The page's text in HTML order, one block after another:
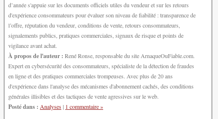
d’année s'appuie sur les documents officiels utiles du vendeur et sur les retours
d'expérience consommateurs pour évaluer son niveau de fiabilité : transparence de
l’offre, réputation du vendeur, conditions de vente, retours consommateurs,
signalements publics, pratiques commerciales, signaux de risque et points de
vigilance avant achat.
À propos de l'auteur : René Ronse, responsable du site ArnaqueOuFiable.com.
Expert en cybersécurité des consommateurs, spécialiste de la détection de fraudes
en ligne et des pratiques commerciales trompeuses. Avec plus de 20 ans
d'expérience dans l'analyse des mécanismes d'abonnement cachés, des conditions
générales illisibles et des tactiques de vente agressives sur le web.
Posté dans : Analyses| 1 commentaire »